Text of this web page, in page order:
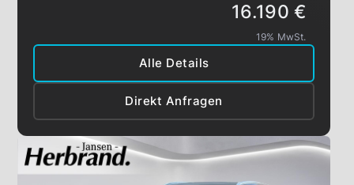
Alle Details
Direkt Anfragen
16.190 €
19% MwSt.